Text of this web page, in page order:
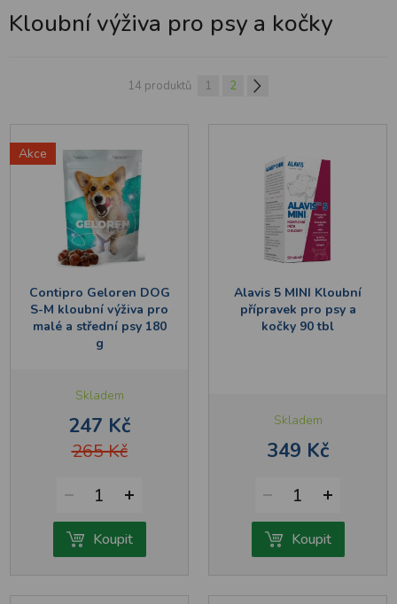
Kloubní výživa pro psy a kočky
14 produktů 1 2
Akce
Contipro Geloren DOG
S-M kloubní výživa pro
malé a střední psy 180
g
Skladem
247 Kč
265 Kč
1
Koupit
Alavis 5 MINI Kloubní
přípravek pro psy a
kočky 90 tbl
Skladem
349 Kč
1
Koupit